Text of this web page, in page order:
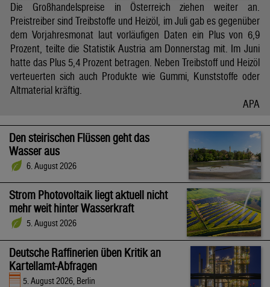
Die Großhandelspreise in Österreich ziehen weiter an.
Preistreiber sind Treibstoffe und Heizöl, im Juli gab es gegenüber
dem Vorjahresmonat laut vorläufigen Daten ein Plus von 6,9
Prozent, teilte die Statistik Austria am Donnerstag mit. Im Juni
hatte das Plus 5,4 Prozent betragen. Neben Treibstoff und Heizöl
verteuerten sich auch Produkte wie Gummi, Kunststoffe oder
Altmaterial kräftig.
APA
Den steirischen Flüssen geht das
Wasser aus
6. August 2026
Strom Photovoltaik liegt aktuell nicht
mehr weit hinter Wasserkraft
5. August 2026
Deutsche Raffinerien üben Kritik an
Kartellamt-Abfragen
5. August 2026, Berlin